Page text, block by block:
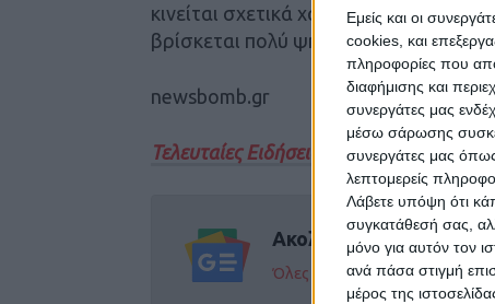
Εμείς και οι
cookies, και
πληροφορίες που
διαφήμισης και
συνεργάτες μας
μέσω σάρωσης
συνεργάτες μας
λεπτομερείς
Λάβετε υπόψη ότι
συγκατάθεσή σας,
μόνο για αυτόν τον
ανά πάσα στιγμή
μέρος της
κινείται σχετικά χαμηλά στον
βρίσκεται πολύ ψηλά.
newsbomb.gr
Τελευταίες Ειδήσεις Σήμερα
Ακολούθησε την
Όλες οι εξελίξεις στην